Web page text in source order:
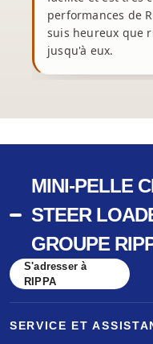
performances de
suis heureux que
jusqu'à eux.
MINI-PELLE
STEER
GROUPE
S'adresser à
RIPPA
SERVICE ET